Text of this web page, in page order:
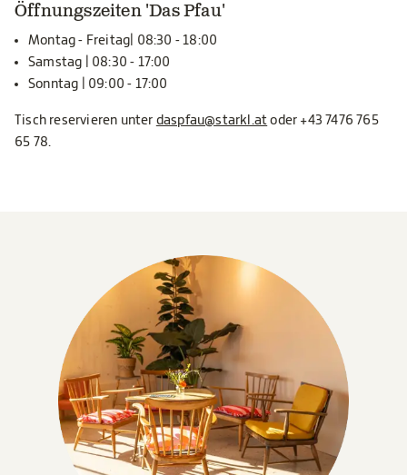
Öffnungszeiten 'Das Pfau'
Montag - Freitag| 08:30 - 18:00
Samstag | 08:30 - 17:00
Sonntag | 09:00 - 17:00
Tisch reservieren unter daspfau@starkl.atoder +43 7476 765
65 78.